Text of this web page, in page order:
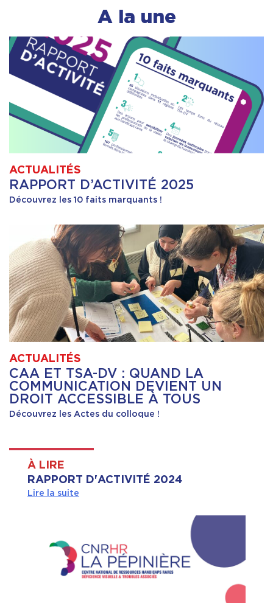
A la une
ACTUALITÉS
RAPPORT D’ACTIVITÉ 2025
Découvrez les 10 faits marquants !
ACTUALITÉS
CAA ET TSA-DV : QUAND LA
COMMUNICATION DEVIENT UN
DROIT ACCESSIBLE À TOUS
Découvrez les Actes du colloque !
À LIRE
RAPPORT D'ACTIVITÉ 2024
Lire la suite